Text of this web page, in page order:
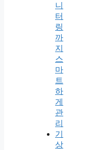
니
터
링
까
지
스
마
트
하
게
관
리
기
상